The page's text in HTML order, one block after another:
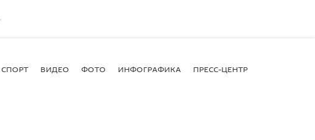
СПОРТ ВИДЕО ФОТО ИНФОГРАФИКА ПРЕСС-ЦЕНТР